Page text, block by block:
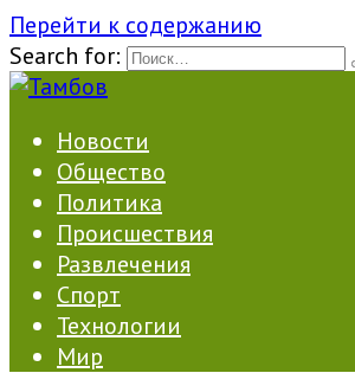
Перейти к содержанию
Search for:
Новости
Общество
Политика
Происшествия
Развлечения
Спорт
Технологии
Мир